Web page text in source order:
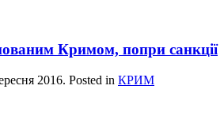
Кримом, попри санкції
2016. Posted in КРИМ